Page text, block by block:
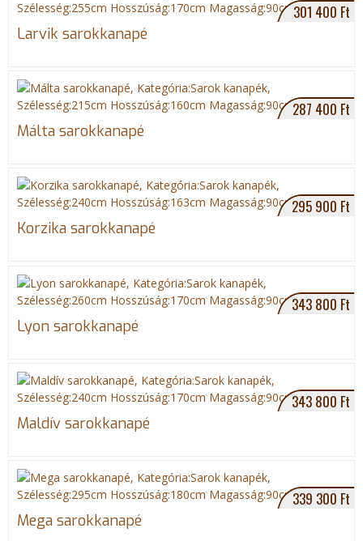
301 400 Ft
Larvik sarokkanapé
287 400 Ft
Málta sarokkanapé
295 900 Ft
Korzika sarokkanapé
343 800 Ft
Lyon sarokkanapé
343 800 Ft
Maldív sarokkanapé
339 300 Ft
Mega sarokkanapé